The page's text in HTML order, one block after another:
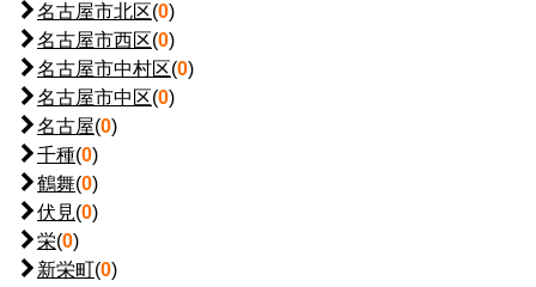
名古屋市北区(0)
名古屋市西区(0)
名古屋市中村区(0)
名古屋市中区(0)
名古屋(0)
千種(0)
鶴舞(0)
伏見(0)
栄(0)
新栄町(0)